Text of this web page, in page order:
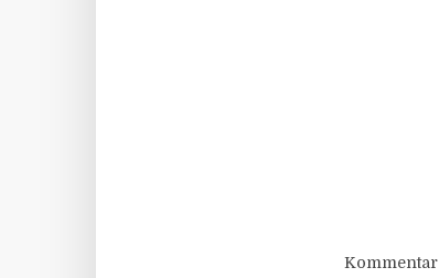
Kommentar